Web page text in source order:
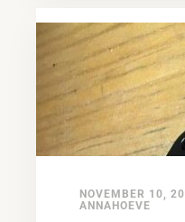
NOVEMBER 10,
ANNAHOEVE